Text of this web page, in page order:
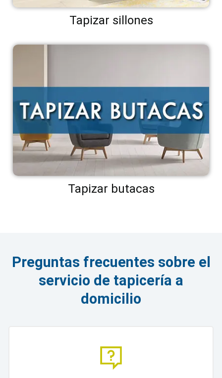
Tapizar sillones
Tapizar butacas
Preguntas frecuentes sobre el
servicio de tapicería a
domicilio